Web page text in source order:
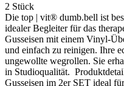
2 Stück
Die top | vit® dumb.bell ist
idealer Begleiter für das
Gusseisen mit einem Vinyl-
und einfach zu reinigen. Ihre
ungewollte wegrollen. Sie
in Studioqualität.
Gusseisen im 2er SET ideal